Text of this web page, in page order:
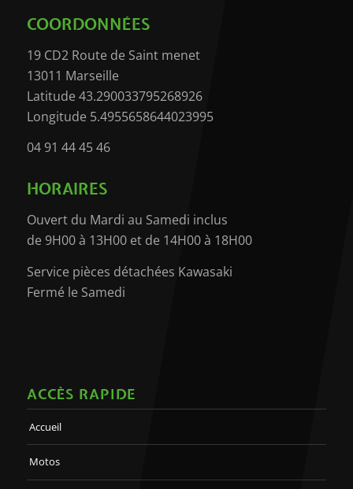
COORDONNÉES
19 CD2 Route de Saint menet
13011 Marseille
Latitude 43.290033795268926
Longitude 5.4955658644023995
04 91 44 45 46
HORAIRES
Ouvert du Mardi au Samedi inclus
de 9H00 à 13H00 et de 14H00 à 18H00
Service pièces détachées Kawasaki
Fermé le Samedi
ACCÈS RAPIDE
Accueil
Motos